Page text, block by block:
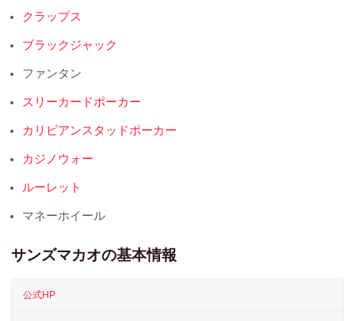
クラップス
ブラックジャック
ファンタン
スリーカードポーカー
カリビアンスタッドポーカー
カジノウォー
ルーレット
マネーホイール
サンズマカオの基本情報
公式HP